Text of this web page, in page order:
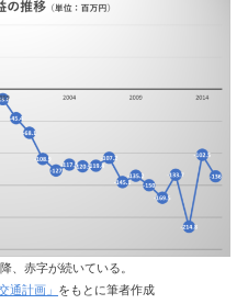
、赤字が続いている。
通計画」 をもとに筆者作成